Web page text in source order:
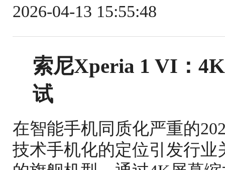
2026-04-13 15:55:48
索尼Xperia 1 VI：
试
在智能手机同质化严重的
技术手机化的定位引发行业